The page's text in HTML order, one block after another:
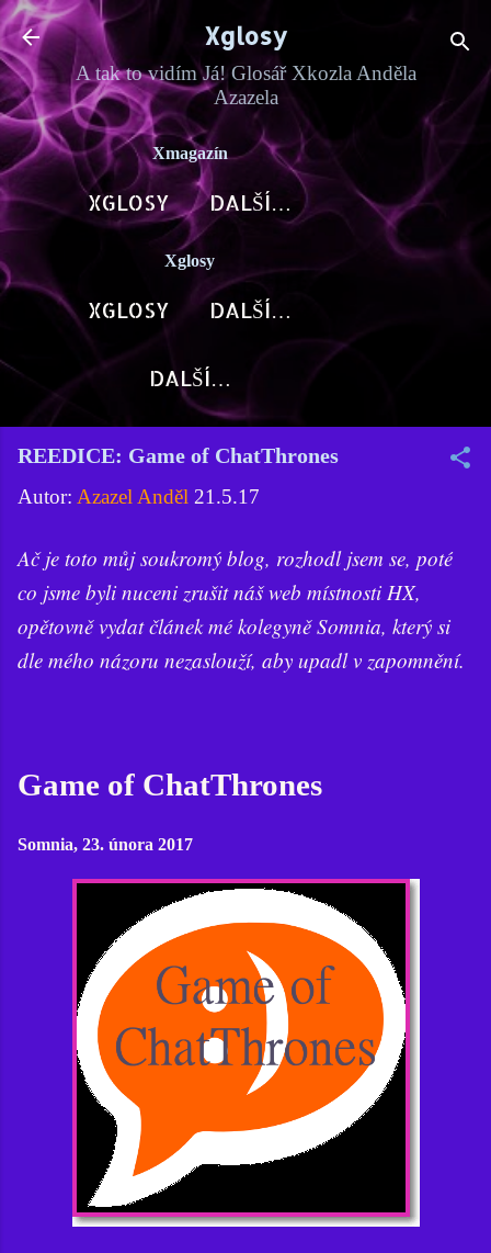
Přeskočit na hlavní obsah
Xglosy
A tak to vidím Já! Glosář Xkozla Anděla
Azazela
Xmagazín
XGLOSY DALŠÍ…
Xglosy
XGLOSY DALŠÍ…
DALŠÍ…
REEDICE: Game of ChatThrones
Autor: Azazel Anděl 21.5.17
Ač je toto můj soukromý blog, rozhodl jsem se, poté
co jsme byli nuceni zrušit náš web místnosti HX,
opětovně vydat článek mé kolegyně Somnia, který si
dle mého názoru nezaslouží, aby upadl v zapomnění.
Game of ChatThrones
Somnia, 23. února 2017